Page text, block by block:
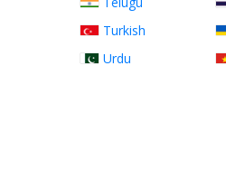
Turkish
Urdu